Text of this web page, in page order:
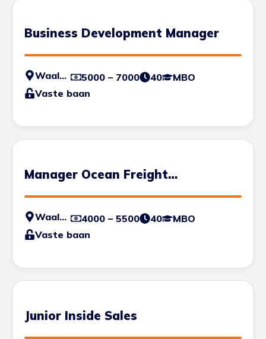
Business Development Manager
Waalhaven 5000 – 7000 40
MBO
Vaste baan
Manager Ocean Freight
Development
Waalhaven 4000 – 5500 40
MBO
Vaste baan
Junior Inside Sales